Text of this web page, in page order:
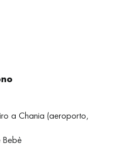
a Chania (aeroporto,
Bebè